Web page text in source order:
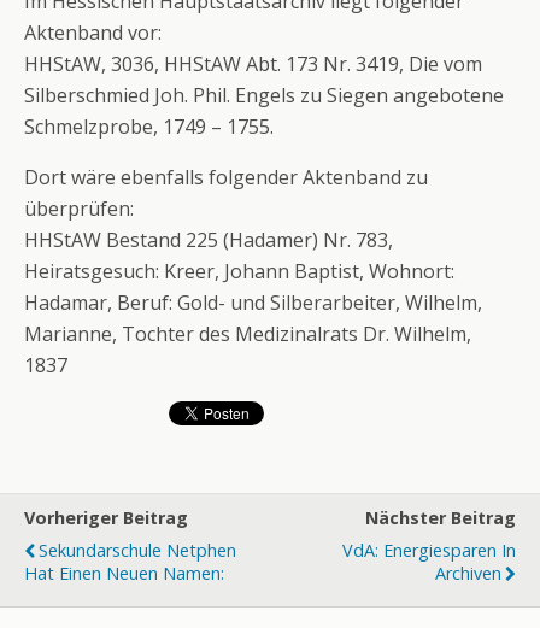
Aktenband vor:
HHStAW, 3036, HHStAW Abt. 173 Nr. 3419, Die vom
Silberschmied Joh. Phil. Engels zu Siegen angebotene
Schmelzprobe, 1749 – 1755.
Dort wäre ebenfalls folgender Aktenband zu
überprüfen:
HHStAW Bestand 225 (Hadamer) Nr. 783,
Heiratsgesuch: Kreer, Johann Baptist, Wohnort:
Hadamar, Beruf: Gold- und Silberarbeiter, Wilhelm,
Marianne, Tochter des Medizinalrats Dr. Wilhelm,
1837
Vorheriger Beitrag
Sekundarschule Netphen
Hat Einen Neuen Namen:
Nächster Beitrag
VdA: Energiesparen In
Archiven